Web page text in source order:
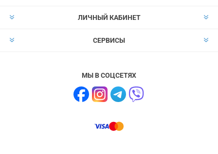
ЛИЧНЫЙ КАБИНЕТ
СЕРВИСЫ
МЫ В СОЦСЕТЯХ